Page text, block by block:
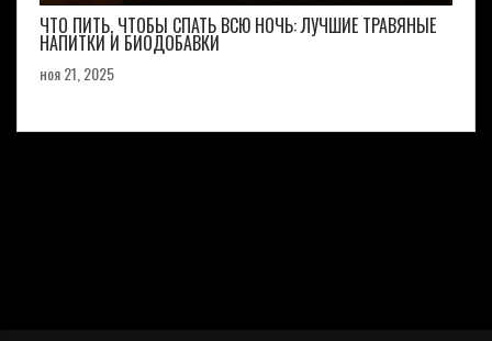
ЧТО ПИТЬ, ЧТОБЫ СПАТЬ ВСЮ НОЧЬ: ЛУЧШИЕ ТРАВЯНЫЕ
НАПИТКИ И БИОДОБАВКИ
ноя 21, 2025